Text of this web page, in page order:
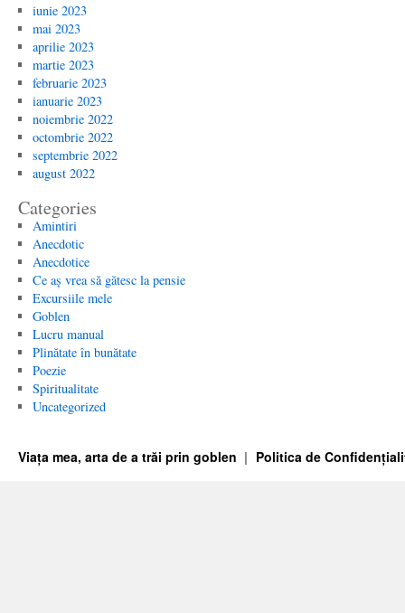
iunie 2023
mai 2023
aprilie 2023
martie 2023
februarie 2023
ianuarie 2023
noiembrie 2022
octombrie 2022
septembrie 2022
august 2022
Categories
Amintiri
Anecdotic
Anecdotice
Ce aș vrea să gătesc la pensie
Excursiile mele
Goblen
Lucru manual
Plinătate în bunătate
Poezie
Spiritualitate
Uncategorized
Viața mea, arta de a trăi prin goblen Politica de